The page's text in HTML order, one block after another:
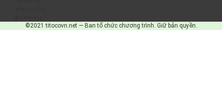
©2021 titocovn.net — Ban tổ chức chương trình. Giữ bản quyền.